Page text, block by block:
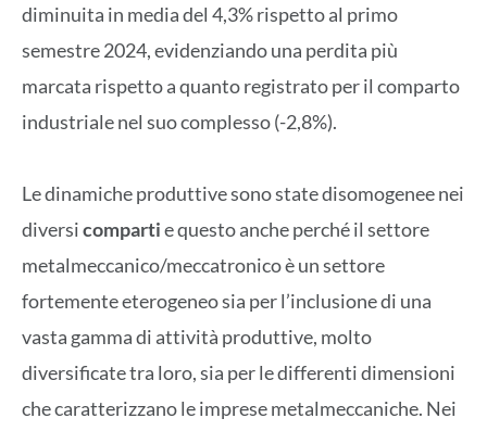
diminuita in media del 4,3% rispetto al primo
semestre 2024, evidenziando una perdita più
marcata rispetto a quanto registrato per il comparto
industriale nel suo complesso (-2,8%).
Le dinamiche produttive sono state disomogenee nei
diversicompartie questo anche perché il settore
metalmeccanico/meccatronico è un settore
fortemente eterogeneo sia per l’inclusione di una
vasta gamma di attività produttive, molto
diversificate tra loro, sia per le differenti dimensioni
che caratterizzano le imprese metalmeccaniche. Nei